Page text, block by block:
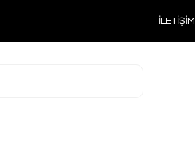
İLETİŞİM